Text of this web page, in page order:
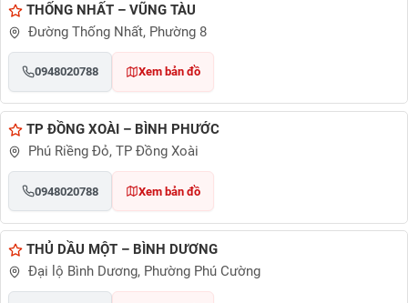
THỐNG NHẤT – VŨNG TÀU
Đường Thống Nhất, Phường 8
0948020788 Xem bản đồ
TP ĐỒNG XOÀI – BÌNH PHƯỚC
Phú Riềng Đỏ, TP Đồng Xoài
0948020788 Xem bản đồ
THỦ DẦU MỘT – BÌNH DƯƠNG
Đại lộ Bình Dương, Phường Phú Cường